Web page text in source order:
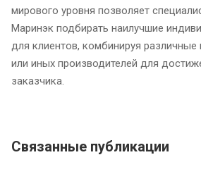
мирового уровня позволяет
Маринэк подбирать наилучшие
для клиентов, комбинируя различные
или иных производителей для
заказчика.
Связанные публикации